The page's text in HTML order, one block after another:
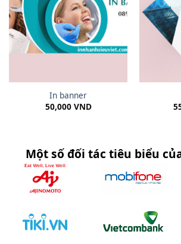
In banner
50,000 VND
Một số đối tác tiêu biểu